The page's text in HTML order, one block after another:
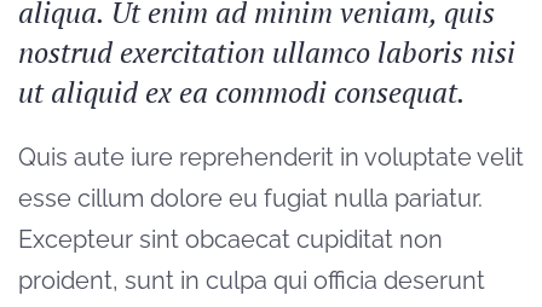
aliqua. Ut enim ad minim veniam, quis
nostrud exercitation ullamco laboris nisi
ut aliquid ex ea commodi consequat.
Quis aute iure reprehenderit in voluptate velit
esse cillum dolore eu fugiat nulla pariatur.
Excepteur sint obcaecat cupiditat non
proident, sunt in culpa qui officia deserunt